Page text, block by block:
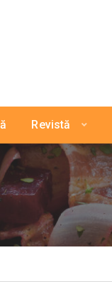
Revistă